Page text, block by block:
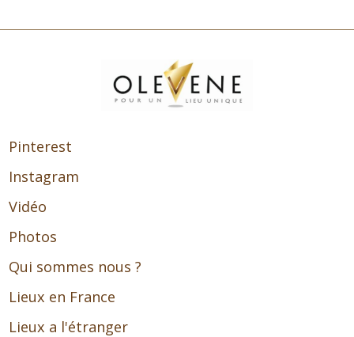
Pinterest
Instagram
Vidéo
Photos
Qui sommes nous ?
Lieux en France
Lieux a l'étranger